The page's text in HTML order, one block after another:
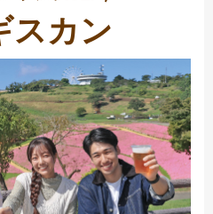
スカン